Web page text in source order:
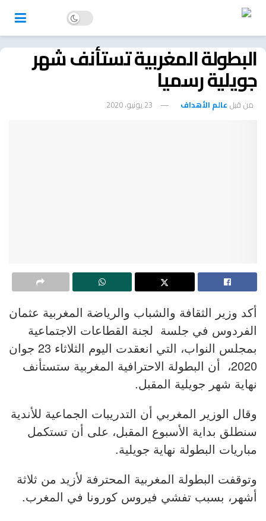
البطولة المغربية تستأنف شهر
جويلية رسميا
من قبل عالم الأهداف 23 يونيو، 2020
أكد وزير الثقافة والشباب والرياضة المغربية عثمان
الفردوس في جلسة لجنة القطاعات الاجتماعية
بمجلس النواب، التي انعقدت اليوم الثلاثاء 23 جوان
2020، أن البطولة الاحترافية المغربية ستستأنف
نهاية شهر جويلية المقبل.
وقال الوزير المغربي أن التدريبات الجماعية للأندية
سنطلق بداية الأسبوع المقبل، على أن تستكمل
مباريات البطولة نهاية جويلية.
وتوقفت البطولة المغربية المحترفة لأزيد من ثلاثة
أشهر، بسبب تفشي فيروس كورونا في المغرب.